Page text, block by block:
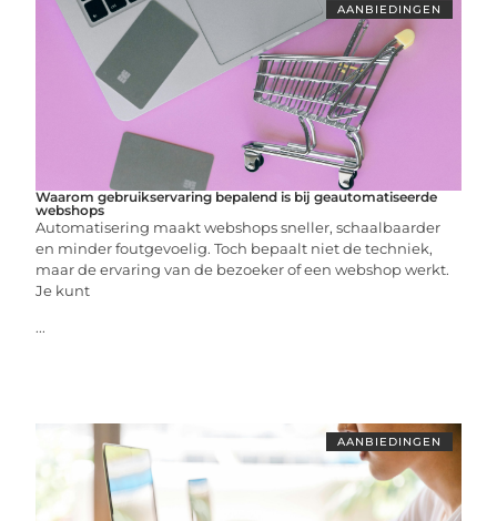
AANBIEDINGEN
Waarom gebruikservaring bepalend is bij geautomatiseerde
webshops
Automatisering maakt webshops sneller, schaalbaarder
en minder foutgevoelig. Toch bepaalt niet de techniek,
maar de ervaring van de bezoeker of een webshop werkt.
Je kunt
...
AANBIEDINGEN